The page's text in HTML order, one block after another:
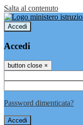
Salta al contenuto
Accedi
Accedi
button close ×
Password dimenticata?